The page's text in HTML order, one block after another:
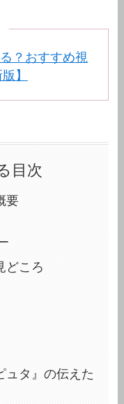
？おすすめ視
】
目次
要
どころ
ュタ』の伝えた